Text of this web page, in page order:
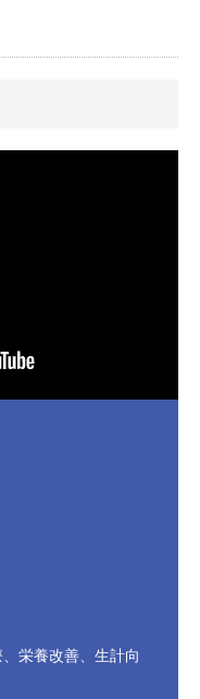
栄養改善、生計向